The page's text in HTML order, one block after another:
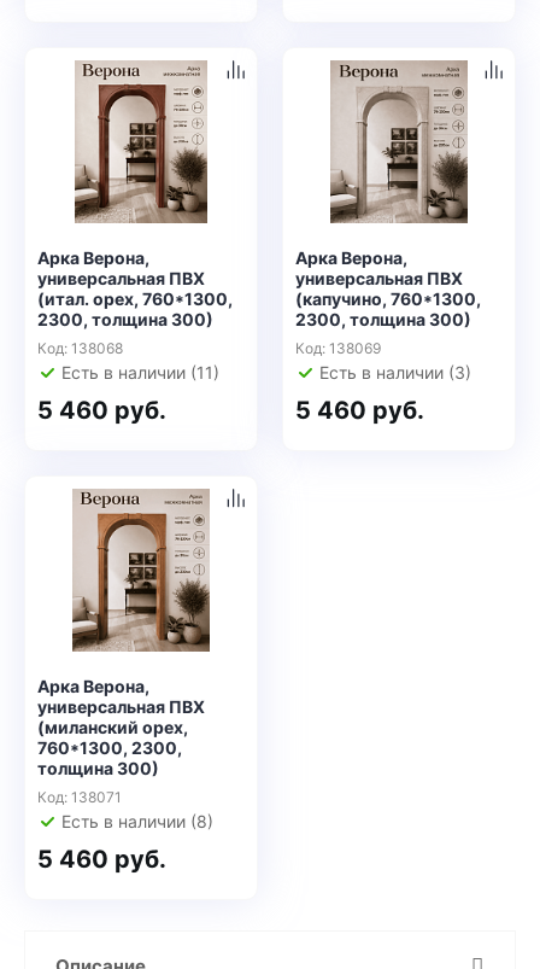
Арка Верона,
универсальная ПВХ
(итал. орех, 760*1300,
2300, толщина 300)
Код: 138068
Есть в наличии (11)
5 460 руб.
Арка Верона,
универсальная ПВХ
(капучино, 760*1300,
2300, толщина 300)
Код: 138069
Есть в наличии (3)
5 460 руб.
Арка Верона,
универсальная ПВХ
(миланский орех,
760*1300, 2300,
толщина 300)
Код: 138071
Есть в наличии (8)
5 460 руб.